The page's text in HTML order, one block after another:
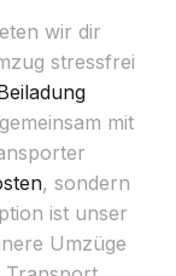
wir dir
stressfrei
mit
, sondern
ist unser
Umzüge